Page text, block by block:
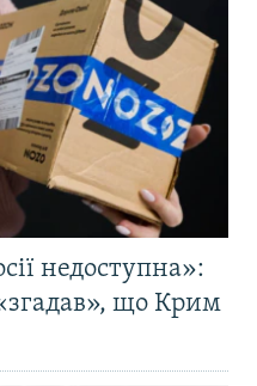
недоступна»:
що Крим